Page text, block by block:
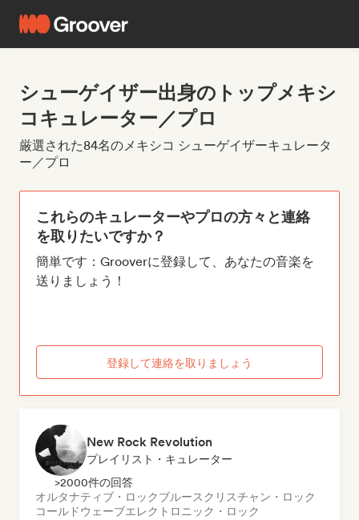
シューゲイザー出身のトップメキシ
コキュレーター／プロ
厳選された84名のメキシコ シューゲイザーキュレータ
ー／プロ
これらのキュレーターやプロの方々と連絡
を取りたいですか？
簡単です：Grooverに登録して、あなたの音楽を
送りましょう！
登録して連絡を取りましょう
New Rock Revolution
プレイリスト・キュレーター
>2000件の回答
オルタナティブ・ロックブルースクリスチャン・ロック
コールドウェーブエレクトロニック・ロック